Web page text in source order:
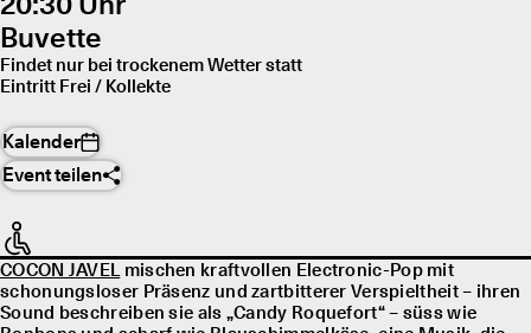
Buvette
Findet nur bei trockenem Wetter statt
Eintritt Frei / Kollekte
Kalender
Event teilen
COCON JAVELmischen kraftvollen Electronic-Pop mit
schonungsloser Präsenz und zartbitterer Verspieltheit – ihren
Sound beschreiben sie als „Candy Roquefort“ – süss wie